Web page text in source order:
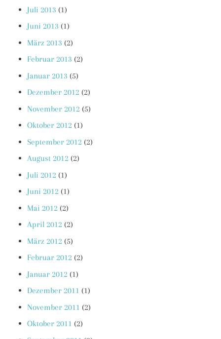
Juli 2013 (1)
Juni 2013 (1)
März 2013 (2)
Februar 2013 (2)
Januar 2013 (5)
Dezember 2012 (2)
November 2012 (5)
Oktober 2012 (1)
September 2012 (2)
August 2012 (2)
Juli 2012 (1)
Juni 2012 (1)
Mai 2012 (2)
April 2012 (2)
März 2012 (5)
Februar 2012 (2)
Januar 2012 (1)
Dezember 2011 (1)
November 2011 (2)
Oktober 2011 (2)